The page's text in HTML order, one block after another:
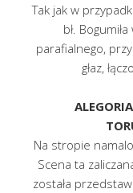
Tak jak w
bł.
parafialnego,
głaz,
Na stropie
Scena ta
została